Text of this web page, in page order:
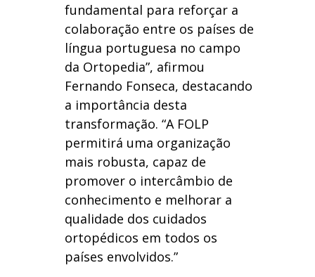
fundamental para reforçar a
colaboração entre os países de
língua portuguesa no campo
da Ortopedia”, afirmou
Fernando Fonseca, destacando
a importância desta
transformação. “A FOLP
permitirá uma organização
mais robusta, capaz de
promover o intercâmbio de
conhecimento e melhorar a
qualidade dos cuidados
ortopédicos em todos os
países envolvidos.”